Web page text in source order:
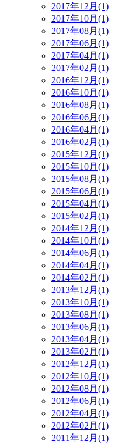
2017年12月(1)
2017年10月(1)
2017年08月(1)
2017年06月(1)
2017年04月(1)
2017年02月(1)
2016年12月(1)
2016年10月(1)
2016年08月(1)
2016年06月(1)
2016年04月(1)
2016年02月(1)
2015年12月(1)
2015年10月(1)
2015年08月(1)
2015年06月(1)
2015年04月(1)
2015年02月(1)
2014年12月(1)
2014年10月(1)
2014年06月(1)
2014年04月(1)
2014年02月(1)
2013年12月(1)
2013年10月(1)
2013年08月(1)
2013年06月(1)
2013年04月(1)
2013年02月(1)
2012年12月(1)
2012年10月(1)
2012年08月(1)
2012年06月(1)
2012年04月(1)
2012年02月(1)
2011年12月(1)